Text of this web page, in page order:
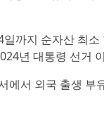
까지 순자산 최
년 대통령 선거
에서 외국 출생 부